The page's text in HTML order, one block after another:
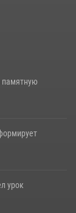
памятную
урок